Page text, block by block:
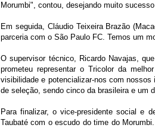
Morumbi", contou, desejando muito
Em seguida, Cláudio Teixeira Brazão
parceria com o São Paulo FC. Temos um
O supervisor técnico, Ricardo Navajas,
prometeu representar o Tricolor da
visibilidade e potencializar-nos com
de seleção, sendo cinco da brasileira e um
Para finalizar, o vice-presidente social e
Taubaté com o escudo do time do